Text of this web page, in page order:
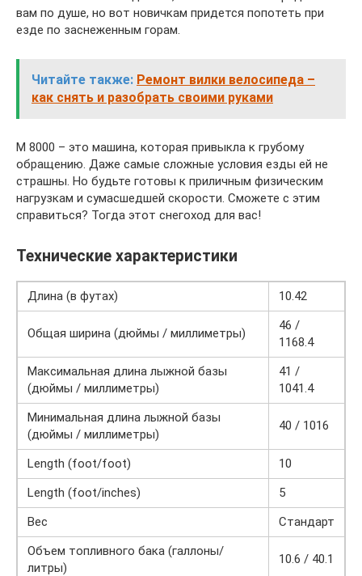
вам по душе, но вот новичкам придется попотеть при
езде по заснеженным горам.
Читайте также: Ремонт вилки велосипеда –
как снять и разобрать своими руками
M 8000 – это машина, которая привыкла к грубому
обращению. Даже самые сложные условия езды ей не
страшны. Но будьте готовы к приличным физическим
нагрузкам и сумасшедшей скорости. Сможете с этим
справиться? Тогда этот снегоход для вас!
Технические характеристики
Длина (в футах) 10.42
Общая ширина (дюймы / миллиметры)
46 /
1168.4
Максимальная длина лыжной базы
(дюймы / миллиметры)
41 /
1041.4
Минимальная длина лыжной базы
(дюймы / миллиметры)
40 / 1016
Length (foot/foot)
10
Length (foot/inches)
5
Вес
Стандарт
Объем топливного бака (галлоны/
литры)
10.6 / 40.1